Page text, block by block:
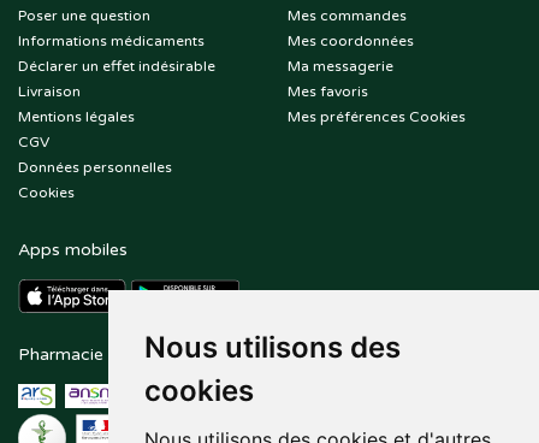
Nous utilisons des
cookies
Poser une question
Informations médicaments
Déclarer un effet indésirable
Livraison
Mentions légales
CGV
Données personnelles
Cookies
Mes commandes
Mes coordonnées
Ma messagerie
Mes favoris
Mes préférences Cookies
Apps mobiles
Pharmacie en ligne agréée Paiement sécurisé